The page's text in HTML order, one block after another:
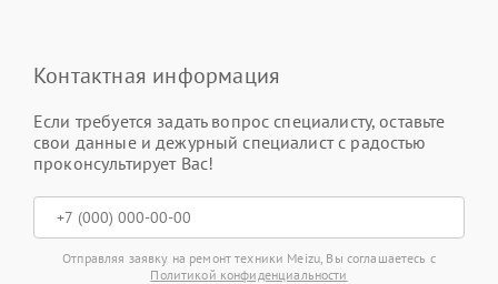
Контактная информация
Если требуется задать вопрос специалисту, оставьте
свои данные и дежурный специалист с радостью
проконсультирует Вас!
Отправляя заявку на ремонт техники Meizu, Вы соглашаетесь с
Политикой конфиденциальности